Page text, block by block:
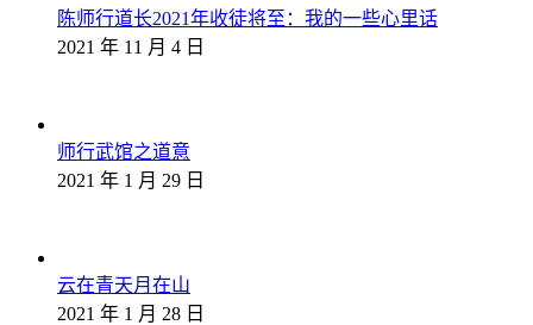
陈师行道长2021年收徒将至：我的一些心里话
2021 年 11 月 4 日
师行武馆之道意
2021 年 1 月 29 日
云在青天月在山
2021 年 1 月 28 日